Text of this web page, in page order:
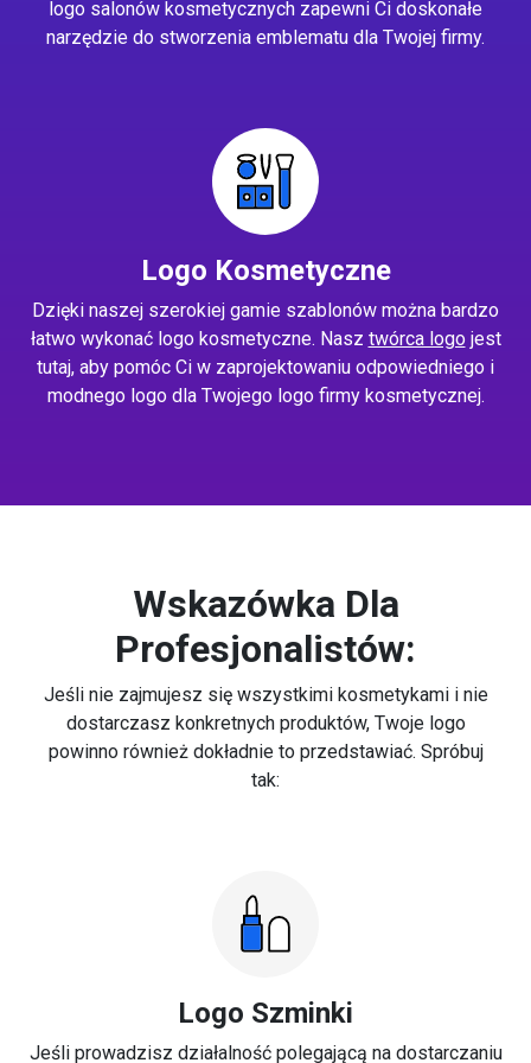
logo salonów kosmetycznych zapewni Ci doskonałe
narzędzie do stworzenia emblematu dla Twojej firmy.
Logo Kosmetyczne
Dzięki naszej szerokiej gamie szablonów można bardzo
łatwo wykonać logo kosmetyczne. Nasz twórca logojest
tutaj, aby pomóc Ci w zaprojektowaniu odpowiedniego i
modnego logo dla Twojego logo firmy kosmetycznej.
Wskazówka Dla
Profesjonalistów:
Jeśli nie zajmujesz się wszystkimi kosmetykami i nie
dostarczasz konkretnych produktów, Twoje logo
powinno również dokładnie to przedstawiać. Spróbuj
tak:
Logo Szminki
Jeśli prowadzisz działalność polegającą na dostarczaniu